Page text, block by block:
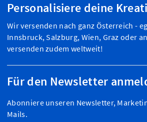
Personalisiere deine
Wir versenden nach ganz Österreich -
Innsbruck, Salzburg, Wien, Graz oder
versenden zudem weltweit!
Für den Newsletter
Abonniere unseren Newsletter,
Mails.